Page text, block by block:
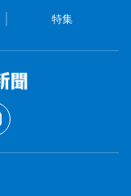
特集